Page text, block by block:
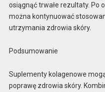
osiągnąć trwałe rezultaty. Po
można kontynuować
utrzymania zdrowia skóry.
Podsumowanie
Suplementy kolagenowe
poprawę zdrowia skóry.